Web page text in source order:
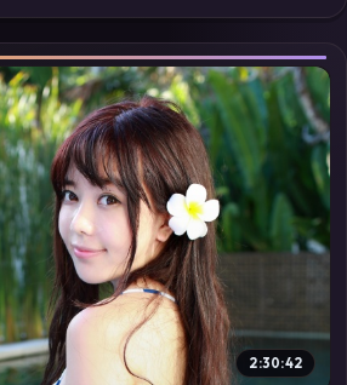
，畅享高清在线追剧体验。
▶
2:30:42